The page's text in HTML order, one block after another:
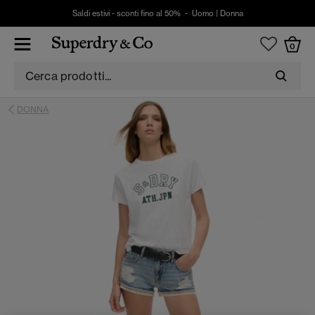
Saldi estivi - sconti fino al 50% - Uomo Donna
0
DONNA